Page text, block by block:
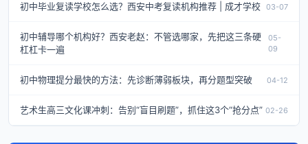
初中毕业复读学校怎么选？西安中考复读机构推荐 | 成才学校 03-07
初中辅导哪个机构好？西安老赵：不管选哪家，先把这三条硬
杠杠卡一遍
05-
09
初中物理提分最快的方法：先诊断薄弱板块，再分题型突破 04-12
艺术生高三文化课冲刺：告别“盲目刷题”，抓住这3个“抢分点” 02-26